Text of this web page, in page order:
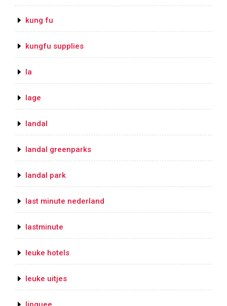
kung fu
kungfu supplies
la
lage
landal
landal greenparks
landal park
last minute nederland
lastminute
leuke hotels
leuke uitjes